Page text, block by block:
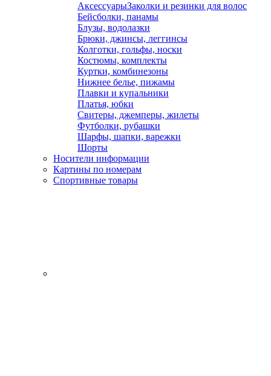
АксессуарыЗаколки и резинки для волос
Бейсболки, панамы
Блузы, водолазки
Брюки, джинсы, леггинсы
Колготки, гольфы, носки
Костюмы, комплекты
Куртки, комбинезоны
Нижнее белье, пижамы
Плавки и купальники
Платья, юбки
Свитеры, джемперы, жилеты
Футболки, рубашки
Шарфы, шапки, варежки
Шорты
Носители информации
Картины по номерам
Спортивные товары